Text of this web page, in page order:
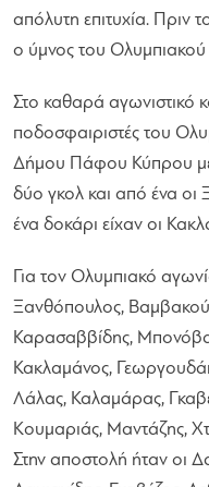
απόλυτη επιτυχία. Πριν
ο ύμνος του Ολυμπιακού
Στο καθαρά αγωνιστικό
ποδοσφαιριστές του
Δήμου Πάφου Κύπρου με
δύο γκολ και από ένα
ένα δοκάρι είχαν οι
Για τον Ολυμπιακό
Ξανθόπουλος,
Καρασαββίδης,
Κακλαμάνος,
Λάλας, Καλαμάρας,
Κουμαριάς, Μαντάζης,
Στην αποστολή ήταν οι